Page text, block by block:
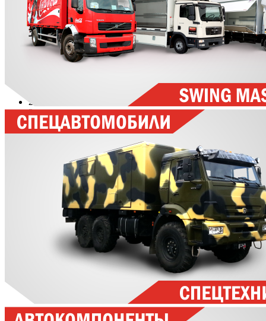
Проектирование и выпуск спецавтомобилей
АСМ
Аварийно-спасательная техника
2
3